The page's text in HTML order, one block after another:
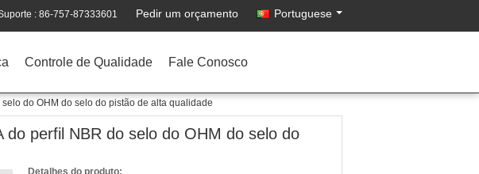
: 86-757-87333601 Pedir um orçamento Portuguese
Controle de Qualidade Fale Conosco
do OHM do selo do pistão de alta qualidade
perfil NBR do selo do OHM do selo do
Detalhes do produto: